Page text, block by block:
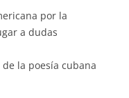
por la
a dudas
la poesía cubana